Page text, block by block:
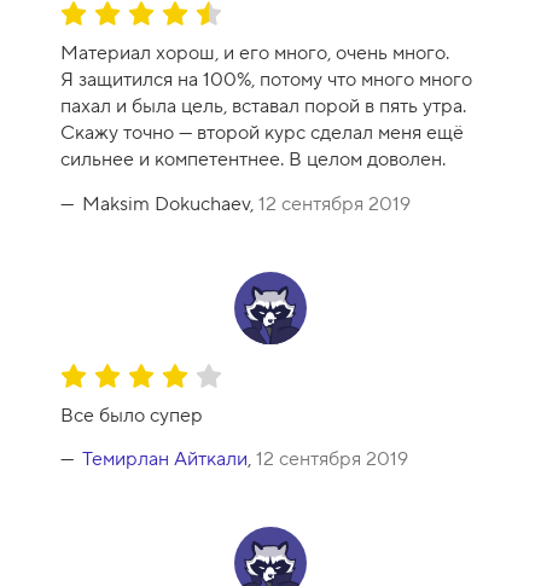
О
ц
е
н
к
а
к
у
Материал хорош, и его много, очень много.
Я защитился на 100%, потому что много много
пахал и была цель, вставал порой в пять утра.
Скажу точно — второй курс сделал меня ещё
сильнее и компетентнее. В целом доволен.
Maksim Dokuchaev, 12 сентября 2019
О
е
н
Все было супер
Темирлан Айткали, 12 сентября 2019